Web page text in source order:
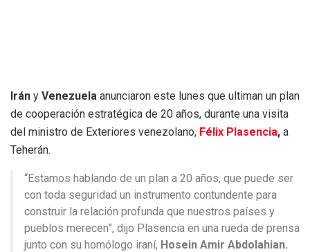
Irán y Venezuela anunciaron este lunes que ultiman un plan
de cooperación estratégica de 20 años, durante una visita
del ministro de Exteriores venezolano, Félix Plasencia, a
Teherán.
“Estamos hablando de un plan a 20 años, que puede ser
con toda seguridad un instrumento contundente para
construir la relación profunda que nuestros países y
pueblos merecen”, dijo Plasencia en una rueda de prensa
junto con su homólogo iraní, Hosein Amir Abdolahian.